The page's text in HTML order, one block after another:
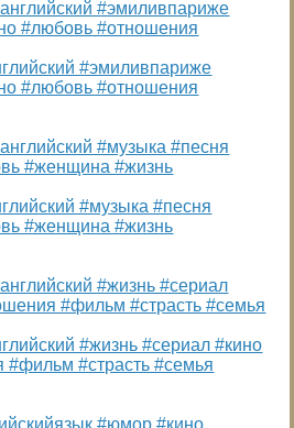
#эмиливпариже
#любовь #отношения
#музыка #песня
#женщина #жизнь
#жизнь #сериал #кино
#страсть #семья